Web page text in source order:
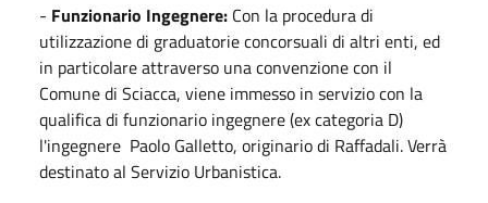
- Funzionario Ingegnere: Con la procedura di
utilizzazione di graduatorie concorsuali di altri enti, ed
in particolare attraverso una convenzione con il
Comune di Sciacca, viene immesso in servizio con la
qualifica di funzionario ingegnere (ex categoria D)
l'ingegnere Paolo Galletto, originario di Raffadali. Verrà
destinato al Servizio Urbanistica.